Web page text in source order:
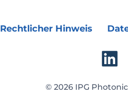
Rechtlicher Hinweis
© 2026 IPG